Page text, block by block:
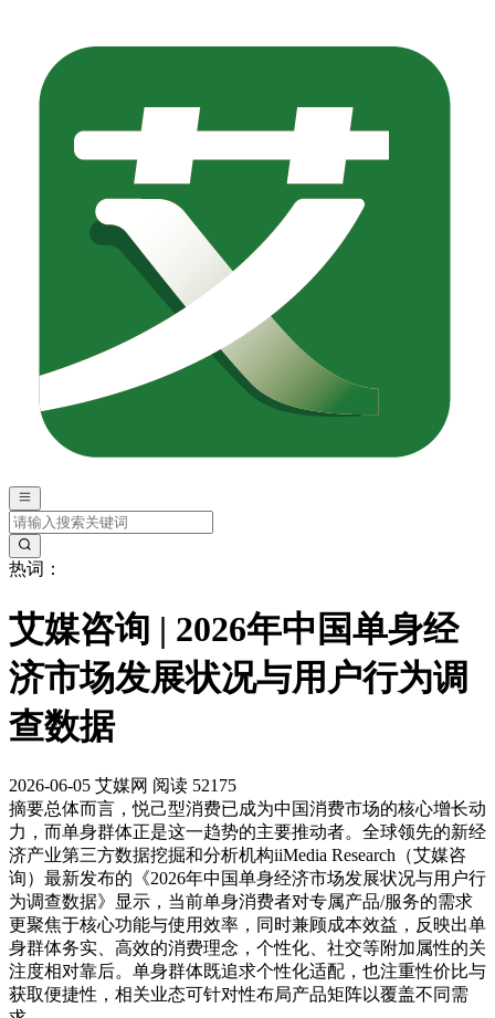
热词：
艾媒咨询 | 2026年中国单身经
济市场发展状况与用户行为调
查数据
2026-06-05 艾媒网 阅读 52175
摘要总体而言，悦己型消费已成为中国消费市场的核心增长动
力，而单身群体正是这一趋势的主要推动者。全球领先的新经
济产业第三方数据挖掘和分析机构iiMedia Research（艾媒咨
询）最新发布的《2026年中国单身经济市场发展状况与用户行
为调查数据》显示，当前单身消费者对专属产品/服务的需求
更聚焦于核心功能与使用效率，同时兼顾成本效益，反映出单
身群体务实、高效的消费理念，个性化、社交等附加属性的关
注度相对靠后。单身群体既追求个性化适配，也注重性价比与
获取便捷性，相关业态可针对性布局产品矩阵以覆盖不同需